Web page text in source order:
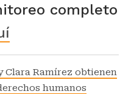
completo
Clara Ramírez obtienen
humanos